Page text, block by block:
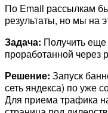
По Email рассылкам
результаты, но мы на
Задача: Получить
проработанной через
Решение: Запуск
сеть яндекса) по уже
Для приема трафика